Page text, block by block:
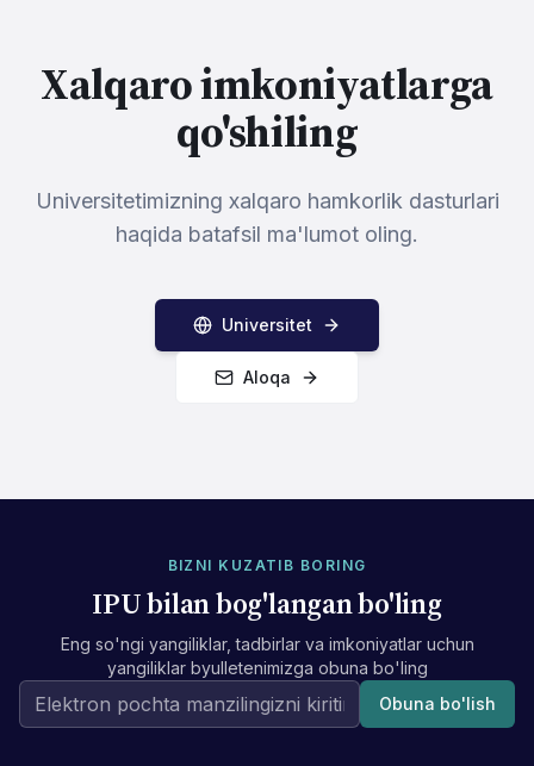
Xalqaro imkoniyatlarga
qo'shiling
Universitetimizning xalqaro hamkorlik dasturlari
haqida batafsil ma'lumot oling.
Universitet
Aloqa
BIZNI KUZATIB BORING
IPU bilan bog'langan bo'ling
Eng so'ngi yangiliklar, tadbirlar va imkoniyatlar uchun
yangiliklar byulletenimizga obuna bo'ling
Obuna bo'lish